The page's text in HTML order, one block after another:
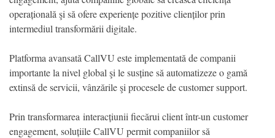
operațională şi să ofere experiențe pozitive clienților prin
intermediul transformării digitale.
Platforma avansată CallVU este implementată de companii
importante la nivel global şi le susține să automatizeze o gamă
extinsă de servicii, vânzările şi procesele de customer support.
Prin transformarea interacțiunii fiecărui client într-un customer
engagement, soluțiile CallVU permit companiilor să